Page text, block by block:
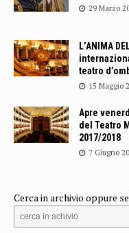
29 Marzo
L’ANIMA
teatro
15 Maggio
Apre
del Teatro
2017/2018
7 Giugno
Cerca in archivio oppure